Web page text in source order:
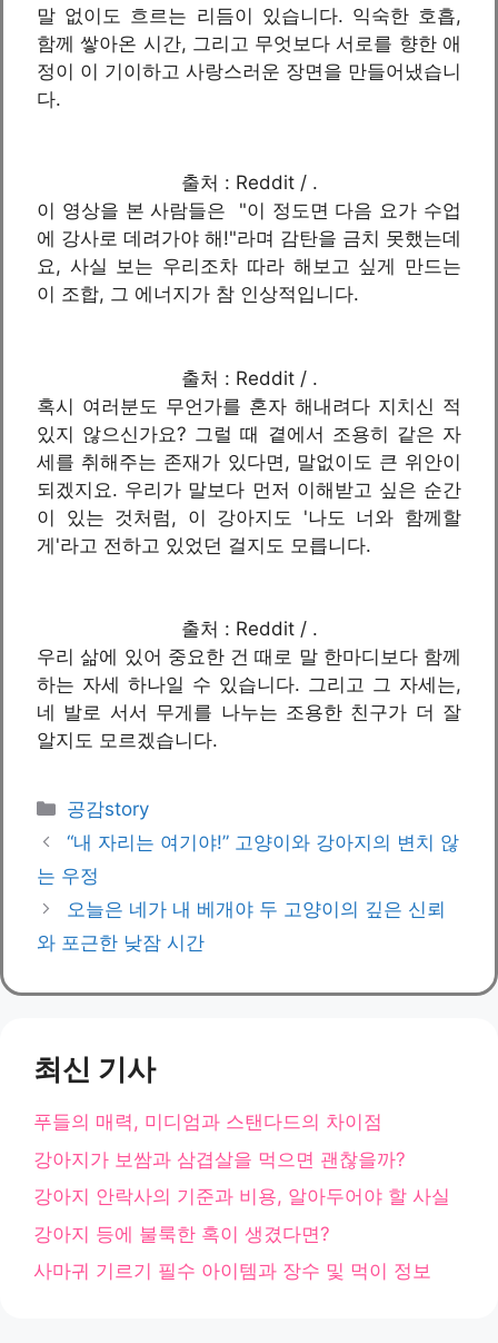
말 없이도 흐르는 리듬이 있습니다. 익숙한 호흡,
함께 쌓아온 시간, 그리고 무엇보다 서로를 향한 애
정이 이 기이하고 사랑스러운 장면을 만들어냈습니
다.
출처 : Reddit / .
이 영상을 본 사람들은 "이 정도면 다음 요가 수업
에 강사로 데려가야 해!"라며 감탄을 금치 못했는데
요, 사실 보는 우리조차 따라 해보고 싶게 만드는
이 조합, 그 에너지가 참 인상적입니다.
출처 : Reddit / .
혹시 여러분도 무언가를 혼자 해내려다 지치신 적
있지 않으신가요? 그럴 때 곁에서 조용히 같은 자
세를 취해주는 존재가 있다면, 말없이도 큰 위안이
되겠지요. 우리가 말보다 먼저 이해받고 싶은 순간
이 있는 것처럼, 이 강아지도 '나도 너와 함께할
게'라고 전하고 있었던 걸지도 모릅니다.
출처 : Reddit / .
우리 삶에 있어 중요한 건 때로 말 한마디보다 함께
하는 자세 하나일 수 있습니다. 그리고 그 자세는,
네 발로 서서 무게를 나누는 조용한 친구가 더 잘
알지도 모르겠습니다.
카
테
리
공감story
“내 자리는 여기야!” 고양이와 강아지의 변치 않
는 우정
오늘은 네가 내 베개야 두 고양이의 깊은 신뢰
와 포근한 낮잠 시간
최신 기사
푸들의 매력, 미디엄과 스탠다드의 차이점
강아지가 보쌈과 삼겹살을 먹으면 괜찮을까?
강아지 안락사의 기준과 비용, 알아두어야 할 사실
강아지 등에 불룩한 혹이 생겼다면?
사마귀 기르기 필수 아이템과 장수 및 먹이 정보